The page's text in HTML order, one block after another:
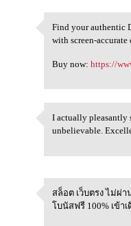
Find your
Find your authentic
with screen-
Buy now:https://
I actually
I actually pleasantly
unbelievable.
สล็อต เว็บตร
สล็อต เว็บตรง ไม่ผ่
โบนัสฟรี 100% เข้